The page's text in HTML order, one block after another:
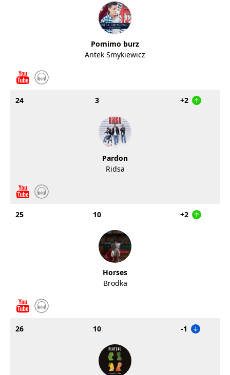
Pomimo burz
Antek Smykiewicz
24 3 +2
Pardon
Ridsa
25 10 +2
Horses
Brodka
26 10 -1